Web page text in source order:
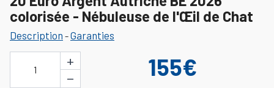
colorisée - Nébuleuse de l'Œil de Chat
Description -Garanties
1
+
−
155€